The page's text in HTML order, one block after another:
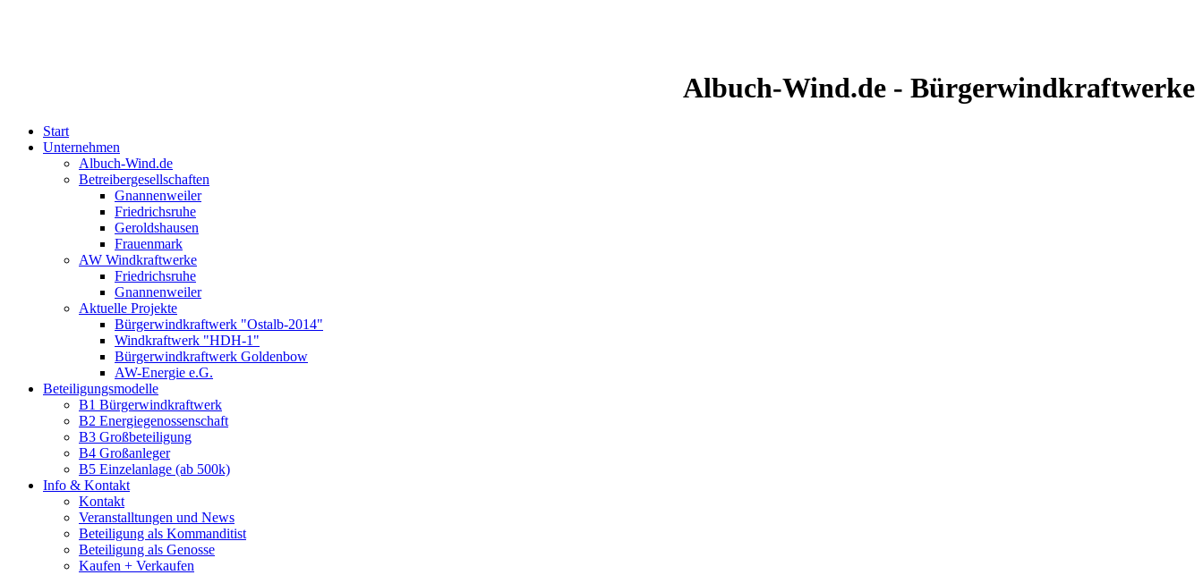
Albuch-Wind.de - Bürgerwindkraftwerke
Start
Unternehmen
Albuch-Wind.de
Betreibergesellschaften
Gnannenweiler
Friedrichsruhe
Geroldshausen
Frauenmark
AW Windkraftwerke
Friedrichsruhe
Gnannenweiler
Aktuelle Projekte
Bürgerwindkraftwerk "Ostalb-2014"
Windkraftwerk "HDH-1"
Bürgerwindkraftwerk Goldenbow
AW-Energie e.G.
Beteiligungsmodelle
B1 Bürgerwindkraftwerk
B2 Energiegenossenschaft
B3 Großbeteiligung
B4 Großanleger
B5 Einzelanlage (ab 500k)
Info & Kontakt
Kontakt
Veranstalltungen und News
Beteiligung als Kommanditist
Beteiligung als Genosse
Kaufen + Verkaufen